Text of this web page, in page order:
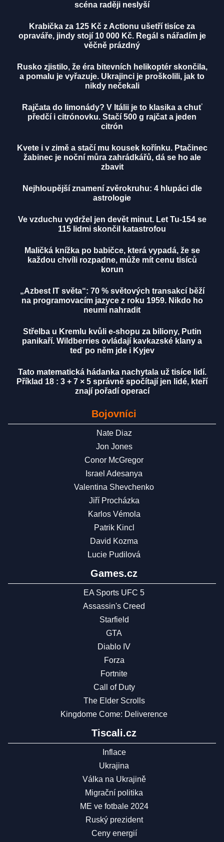
scéna raději neslyší
Krabička za 125 Kč z Actionu ušetří tisíce za
opraváře, jindy stojí 10 000 Kč. Regál s nářadím je
věčně prázdný
Rusko zjistilo, že éra bitevních helikoptér skončila,
a pomalu je vyřazuje. Ukrajinci je proškolili, jak to
nikdy nečekali
Rajčata do limonády? V Itálii je to klasika a chuť
předčí i citrónovku. Stačí 500 g rajčat a jeden
citrón
Kvete i v zimě a stačí mu kousek kořínku. Ptačinec
žabinec je noční můra zahrádkářů, dá se ho ale
zbavit
Nejhloupější znamení zvěrokruhu: 4 hlupáci dle
astrologie
Ve vzduchu vydržel jen devět minut. Let Tu-154 se
115 lidmi skončil katastrofou
Maličká knížka po babičce, která vypadá, že se
každou chvíli rozpadne, může mít cenu tisíců
korun
„Azbest IT světa“: 70 % světových transakcí běží
na programovacím jazyce z roku 1959. Nikdo ho
neumí nahradit
Střelba u Kremlu kvůli e-shopu za biliony, Putin
panikaří. Wildberries ovládají kavkazské klany a
teď po něm jde i Kyjev
Tato matematická hádanka nachytala už tisíce lidí.
Příklad 18 : 3 + 7 × 5 správně spočítají jen lidé, kteří
znají pořadí operací
Bojovníci
Nate Diaz
Jon Jones
Conor McGregor
Israel Adesanya
Valentina Shevchenko
Jiří Procházka
Karlos Vémola
Patrik Kincl
David Kozma
Lucie Pudilová
Games.cz
EA Sports UFC 5
Assassin's Creed
Starfield
GTA
Diablo IV
Forza
Fortnite
Call of Duty
The Elder Scrolls
Kingdome Come: Deliverence
Tiscali.cz
Inflace
Ukrajina
Válka na Ukrajině
Migrační politika
ME ve fotbale 2024
Ruský prezident
Ceny energií